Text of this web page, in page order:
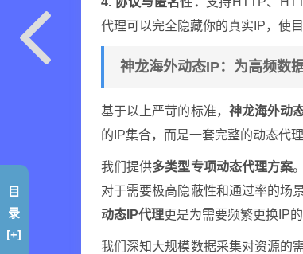
代理可以完全隐藏你的真实IP，使
神龙海外动态IP：为高频数
基于以上严苛的标准， 神龙海外动
的IP集合，而是一套完整的动态代理
我们提供多类型专项动态代理方案
对于需要极高隐蔽性和通过率的场
动态IP代理更是为需要频繁更换IP
我们深知大规模数据采集对资源的
目
录
[+]